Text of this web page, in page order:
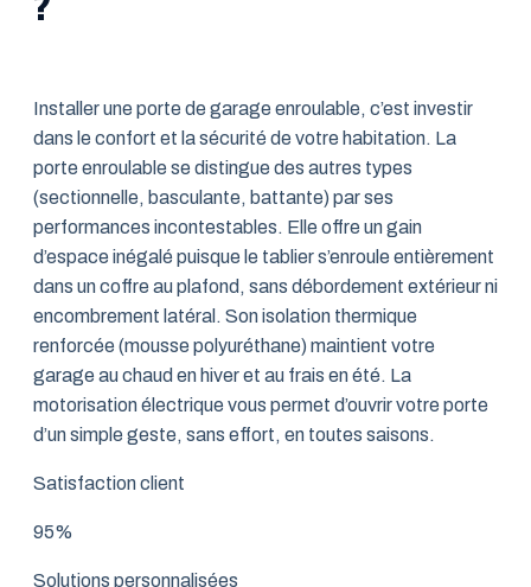
Installer une porte de garage enroulable, c’est investir
dans le confort et la sécurité de votre habitation. La
porte enroulable se distingue des autres types
(sectionnelle, basculante, battante) par ses
performances incontestables. Elle offre un gain
d’espace inégalé puisque le tablier s’enroule entièrement
dans un coffre au plafond, sans débordement extérieur ni
encombrement latéral. Son isolation thermique
renforcée (mousse polyuréthane) maintient votre
garage au chaud en hiver et au frais en été. La
motorisation électrique vous permet d’ouvrir votre porte
d’un simple geste, sans effort, en toutes saisons.
Satisfaction client
95%
Solutions personnalisées